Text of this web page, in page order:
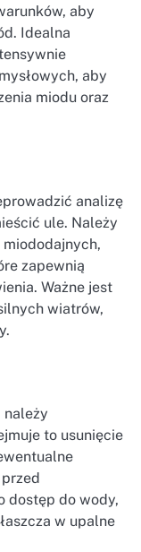
aby
Idealna
aby
miodu oraz
analizę
ule. Należy
zapewnią
Ważne jest
wiatrów,
należy
to usunięcie
dostęp do wody,
w upalne